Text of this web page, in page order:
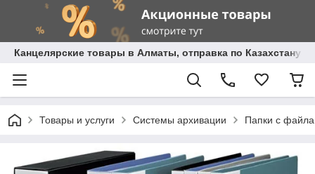
Канцелярские товары в Алматы, отправка по Казахстану.
Товары и услуги Системы архивации Папки с